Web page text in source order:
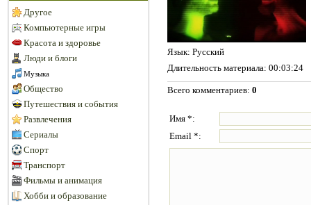
Другое
Компьютерные игры
Красота и здоровье
Люди и блоги
Музыка
Общество
Путешествия и события
Развлечения
Сериалы
Спорт
Транспорт
Фильмы и анимация
Хобби и образование
Язык: Русский
Длительность материала: 00:03:24
Всего комментариев: 0
Имя *:
Email *: